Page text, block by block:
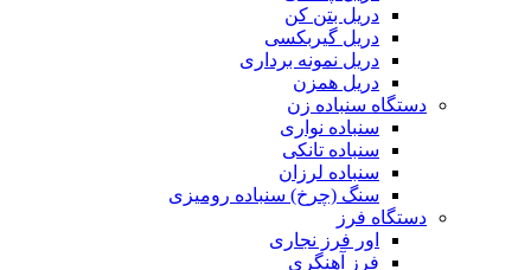
دریل بتن کن
دریل گیربکسی
دریل نمونه برداری
دریل همزن
دستگاه سنباده زن
سنباده نواری
سنباده تانکی
سنباده لرزان
سنگ (چرخ) سنباده رومیزی
دستگاه فرز
اور فرز نجاری
فرز آهنگری